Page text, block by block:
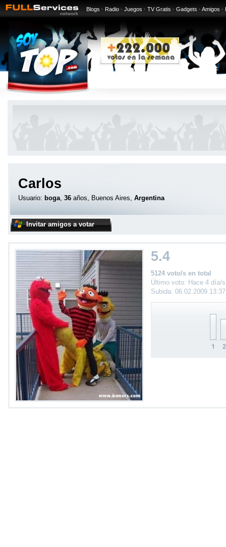
Blogs · Radio · Juegos · TV Gratis · Gadgets · Amigos ·
Carlos
Usuario: boga, 36 años, Buenos Aires, Argentina
Invitar amigos a votar
5.4
5124 voto/s en total
Último voto: Hace 4 día/s
Subida: 06.02.2009